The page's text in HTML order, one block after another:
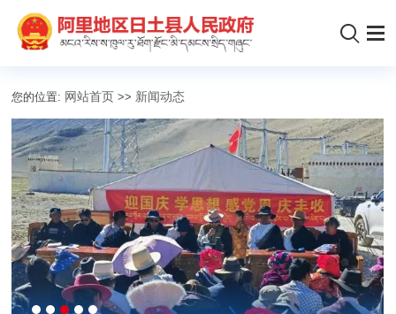
您的位置: 网站首页 >> 新闻动态